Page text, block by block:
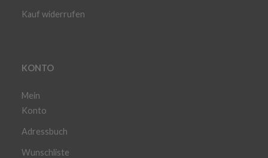
Kauf widerrufen
KONTO
Mein
Konto
Adressbuch
Wunschliste